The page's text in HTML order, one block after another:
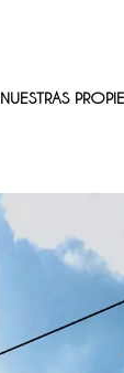
NUESTRAS